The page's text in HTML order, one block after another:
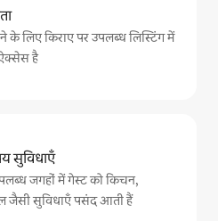
के लिए किराए पर उपलब्ध लिस्टिंग में
है
सुविधाएँ
जगहों में गेस्ट को किचन,
जैसी सुविधाएँ पसंद आती हैं